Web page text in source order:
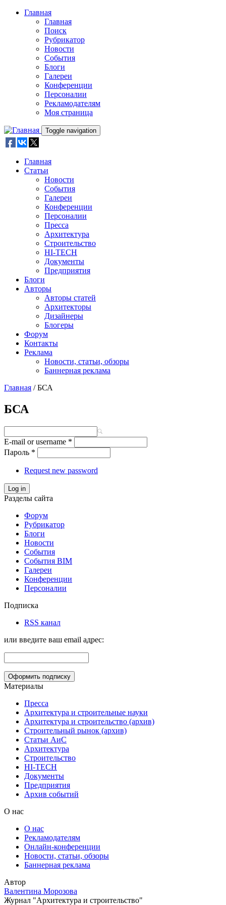
Skip to main content
Главная
Главная
Поиск
Рубрикатор
Новости
События
Блоги
Галереи
Конференции
Персоналии
Рекламодателям
Моя страница
Toggle navigation
Главная
Статьи
Новости
События
Галереи
Конференции
Персоналии
Пресса
Архитектура
Строительство
HI-TECH
Документы
Предприятия
Блоги
Авторы
Авторы статей
Архитекторы
Дизайнеры
Блогеры
Форум
Контакты
Реклама
Новости, статьи, обзоры
Баннерная реклама
Главная / БСА
БСА
E-mail or username *
Пароль *
Request new password
Log in
Разделы сайта
Форум
Рубрикатор
Блоги
Новости
События
События BIM
Галереи
Конференции
Персоналии
Подписка
RSS канал
или введите ваш email адрес:
Материалы
Пресса
Архитектура и строительные науки
Архитектура и строительство (архив)
Строительный рынок (архив)
Статьи АиС
Архитектура
Строительство
HI-TECH
Документы
Предприятия
Архив событий
О нас
О нас
Рекламодателям
Онлайн-конференции
Новости, статьи, обзоры
Баннерная реклама
Автор
Валентина Морозова
Журнал "Архитектура и строительство"